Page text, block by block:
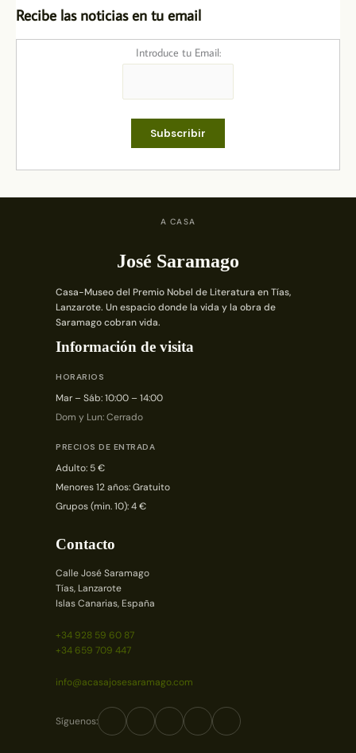
Recibe las noticias en tu email
Introduce tu Email:
A CASA
José Saramago
Casa-Museo del Premio Nobel de Literatura en Tías,
Lanzarote. Un espacio donde la vida y la obra de
Saramago cobran vida.
Información de visita
HORARIOS
Mar – Sáb: 10:00 – 14:00
Dom y Lun: Cerrado
PRECIOS DE ENTRADA
Adulto: 5 €
Menores 12 años: Gratuito
Grupos (min. 10): 4 €
Contacto
Calle José Saramago
Tías, Lanzarote
Islas Canarias, España
+34 928 59 60 87
+34 659 709 447
info@acasajosesaramago.com
Síguenos: